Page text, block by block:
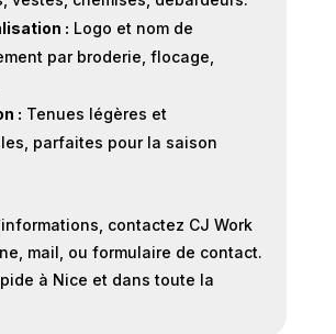
: Logo et nom de
par broderie, flocage,
: Tenues légères et
parfaites pour la saison
contactez CJ Work
mail, ou formulaire de contact.
à Nice et dans toute la